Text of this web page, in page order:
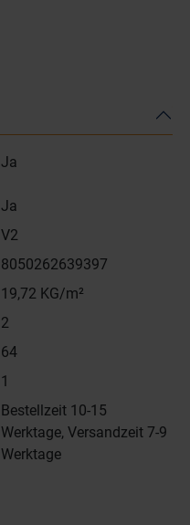
Ja
Ja
V2
8050262639397
19,72 KG/m²
2
64
1
Bestellzeit 10-15
Werktage, Versandzeit 7-9
Werktage